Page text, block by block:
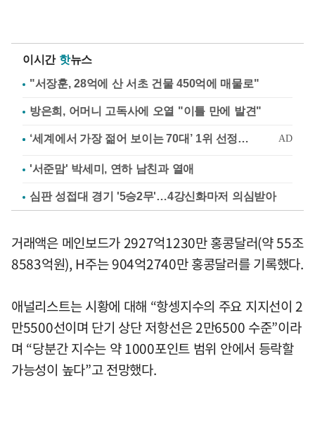
이시간 핫뉴스
"서장훈, 28억에 산 서초 건물 450억에 매물로"
방은희, 어머니 고독사에 오열 "이틀 만에 발견"
'서준맘' 박세미, 연하 남친과 열애
심판 성접대 경기 '5승2무'…4강신화마저 의심받아
거래액은 메인보드가 2927억1230만 홍콩달러(약 55조
8583억원), H주는 904억2740만 홍콩달러를 기록했다.
애널리스트는 시황에 대해 “항셍지수의 주요 지지선이 2
만5500선이며 단기 상단 저항선은 2만6500 수준”이라
며 “당분간 지수는 약 1000포인트 범위 안에서 등락할
가능성이 높다”고 전망했다.